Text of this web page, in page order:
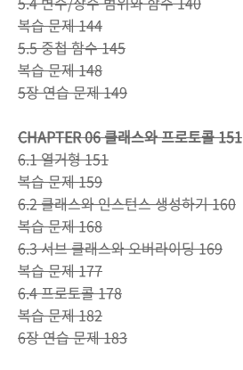
복습 문제 144
5.5 중첩 함수 145
복습 문제 148
5장 연습 문제 149
CHAPTER 06 클래스와 프로토콜 151
6.1 열거형 151
복습 문제 159
6.2 클래스와 인스턴스 생성하기 160
복습 문제 168
6.3 서브 클래스와 오버라이딩 169
복습 문제 177
6.4 프로토콜 178
복습 문제 182
6장 연습 문제 183